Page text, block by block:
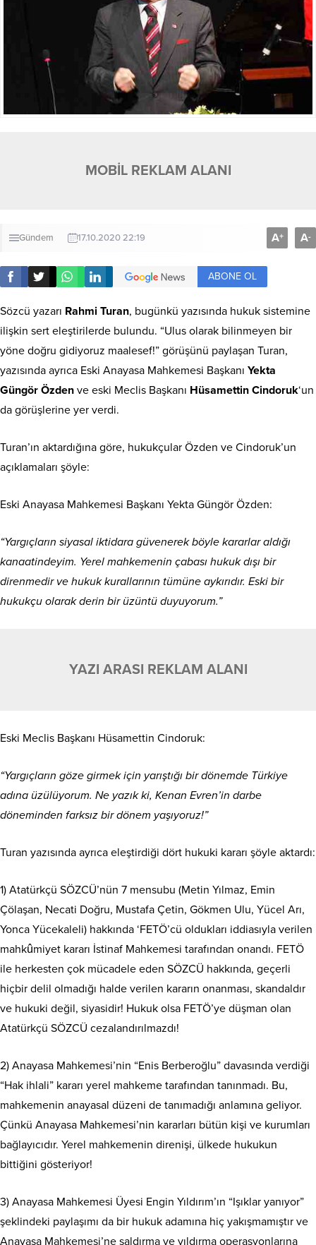
MOBİL REKLAM ALANI
Gündem 17.10.2020 22:19 A+ A-
ABONE OL
Sözcü yazarı Rahmi Turan, bugünkü yazısında hukuk sistemine
ilişkin sert eleştirilerde bulundu. “Ulus olarak bilinmeyen bir
yöne doğru gidiyoruz maalesef!” görüşünü paylaşan Turan,
yazısında ayrıca Eski Anayasa Mahkemesi Başkanı Yekta
Güngör Özden ve eski Meclis Başkanı Hüsamettin Cindoruk‘un
da görüşlerine yer verdi.
Turan’ın aktardığına göre, hukukçular Özden ve Cindoruk’un
açıklamaları şöyle:
Eski Anayasa Mahkemesi Başkanı Yekta Güngör Özden:
“Yargıçların siyasal iktidara güvenerek böyle kararlar aldığı
kanaatindeyim. Yerel mahkemenin çabası hukuk dışı bir
direnmedir ve hukuk kurallarının tümüne aykırıdır. Eski bir
hukukçu olarak derin bir üzüntü duyuyorum.”
YAZI ARASI REKLAM ALANI
Eski Meclis Başkanı Hüsamettin Cindoruk:
“Yargıçların göze girmek için yarıştığı bir dönemde Türkiye
adına üzülüyorum. Ne yazık ki, Kenan Evren’in darbe
döneminden farksız bir dönem yaşıyoruz!”
Turan yazısında ayrıca eleştirdiği dört hukuki kararı şöyle aktardı:
1) Atatürkçü SÖZCÜ’nün 7 mensubu (Metin Yılmaz, Emin
Çölaşan, Necati Doğru, Mustafa Çetin, Gökmen Ulu, Yücel Arı,
Yonca Yücekaleli) hakkında ‘FETÖ’cü oldukları iddiasıyla verilen
mahkûmiyet kararı İstinaf Mahkemesi tarafından onandı. FETÖ
ile herkesten çok mücadele eden SÖZCÜ hakkında, geçerli
hiçbir delil olmadığı halde verilen kararın onanması, skandaldır
ve hukuki değil, siyasidir! Hukuk olsa FETÖ’ye düşman olan
Atatürkçü SÖZCÜ cezalandırılmazdı!
2) Anayasa Mahkemesi’nin “Enis Berberoğlu” davasında verdiği
“Hak ihlali” kararı yerel mahkeme tarafından tanınmadı. Bu,
mahkemenin anayasal düzeni de tanımadığı anlamına geliyor.
Çünkü Anayasa Mahkemesi’nin kararları bütün kişi ve kurumları
bağlayıcıdır. Yerel mahkemenin direnişi, ülkede hukukun
bittiğini gösteriyor!
3) Anayasa Mahkemesi Üyesi Engin Yıldırım’ın “Işıklar yanıyor”
şeklindeki paylaşımı da bir hukuk adamına hiç yakışmamıştır ve
Anayasa Mahkemesi’ne saldırma ve yıldırma operasyonlarına